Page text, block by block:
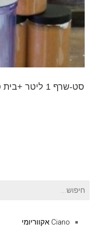
סט-שרף 1
חיפוש
Ciano אקווריומי